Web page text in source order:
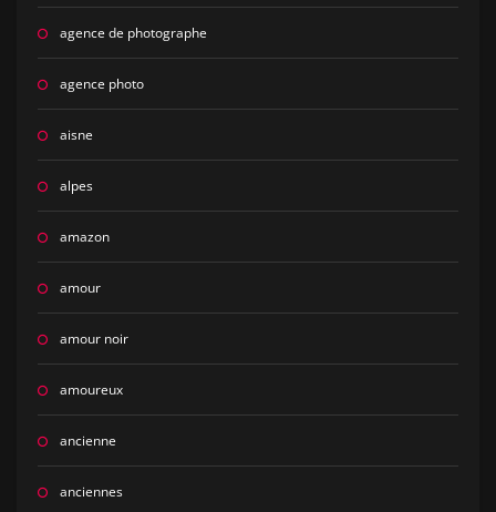
agence de photographe
agence photo
aisne
alpes
amazon
amour
amour noir
amoureux
ancienne
anciennes